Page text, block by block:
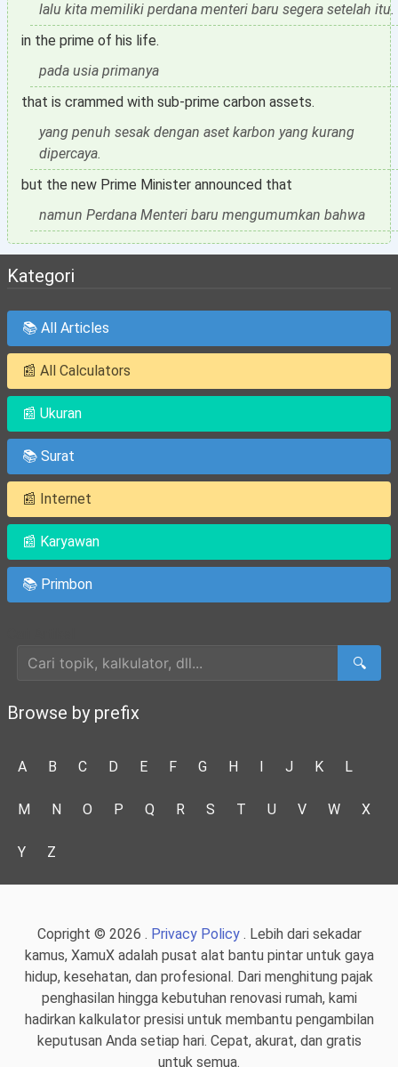
lalu kita memiliki perdana menteri baru segera setelah itu.
in the prime of his life.
pada usia primanya
that is crammed with sub-prime carbon assets.
yang penuh sesak dengan aset karbon yang kurang
dipercaya.
but the new Prime Minister announced that
namun Perdana Menteri baru mengumumkan bahwa
Kategori
📚 All Articles
📰 All Calculators
📰 Ukuran
📚 Surat
📰 Internet
📰 Karyawan
📚 Primbon
🔍
Browse by prefix
A B C D E F G H I J K L
M N O P Q R S T U V W X
Y Z
Copright © 2026 . Privacy Policy. Lebih dari sekadar
kamus, XamuX adalah pusat alat bantu pintar untuk gaya
hidup, kesehatan, dan profesional. Dari menghitung pajak
penghasilan hingga kebutuhan renovasi rumah, kami
hadirkan kalkulator presisi untuk membantu pengambilan
keputusan Anda setiap hari. Cepat, akurat, dan gratis
untuk semua.